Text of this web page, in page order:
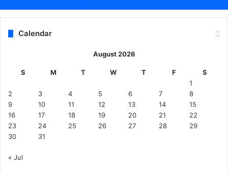
Calendar
August 2026
S M T W T F
S
1
2
3 4 5 6 7
8
9
10 11 12 13 14
15
16
17 18 19 20 21
22
23
24 25 26 27 28
29
30
31
« Jul